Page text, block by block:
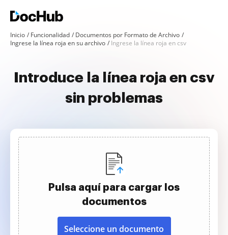
Inicio Funcionalidad
Documentos por Formato de Archivo
Ingrese la línea roja en su archivo
Ingrese la línea roja en csv
Introduce la línea roja en csv
sin problemas
Pulsa aquí para cargar los
documentos
Seleccione un documento